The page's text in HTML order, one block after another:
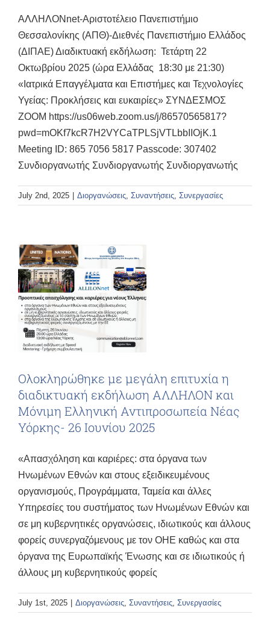
ΑΛΛΗΛΟΝnet-Αριστοτέλειο Πανεπιστήμιο
Θεσσαλονίκης (ΑΠΘ)-Διεθνές Πανεπιστήμιο Ελλάδος
(ΔΙΠΑΕ) Διαδικτυακή εκδήλωση: Τετάρτη 22
Οκτωβρίου 2025 (ώρα Ελλάδας 18:30 με 21:30)
«Ιατρικά Επαγγέλματα και Επιστήμες και Τεχνολογίες
Υγείας: Προκλήσεις και ευκαιρίες» ΣΥΝΔΕΣΜΟΣ
ZOOM https://us06web.zoom.us/j/86570565817?
pwd=mOKf7kcR7H2VYCaTPLSjVTLbbIIOjK.1
Meeting ID: 865 7056 5817 Passcode: 307402
Συνδιοργανωτής Συνδιοργανωτής Συνδιοργανωτής
July 2nd, 2025 Διοργανώσεις, Συναντήσεις, Συνεργασίες
Ολοκληρώθηκε με μεγάλη επιτυχία η
διαδικτυακή εκδήλωση ΑΛΛΗΛΟΝ και
Μόνιμη Ελληνική Αντιπροσωπεία Νέας
Υόρκης- 26 Ιουνίου 2025
«Απασχόληση και καριέρες: στα όργανα των
Ηνωμένων Εθνών και στους εξειδικευμένους
οργανισμούς, Προγράμματα, Ταμεία και άλλες
Υπηρεσίες του συστήματος των Ηνωμένων Εθνών και
σε μη κυβερνητικές οργανώσεις, ιδιωτικούς και άλλους
φορείς συνεργαζόμενους με τον ΟΗΕ καθώς και στα
όργανα της Ευρωπαϊκής Ένωσης και σε ιδιωτικούς ή
άλλους μη κυβερνητικούς φορείς
July 1st, 2025 Διοργανώσεις Συναντήσεις Συνεργασίες